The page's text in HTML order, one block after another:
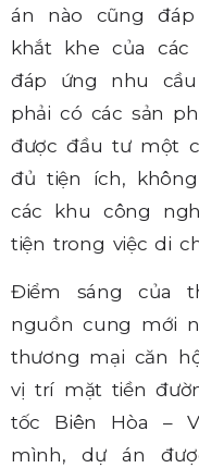
án nào cũng
khắt khe của các
đáp ứng nhu
phải có các sản
được đầu tư một
đủ tiện ích,
các khu công
tiện trong việc di
Điểm sáng của
nguồn cung mới
thương mại căn
vị trí mặt tiền
tốc Biên Hòa –
mình, dự án